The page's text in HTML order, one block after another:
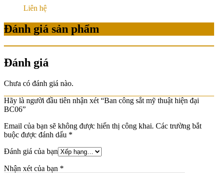
Liên hệ
Đánh giá sản phẩm
Đánh giá
Chưa có đánh giá nào.
Hãy là người đầu tiên nhận xét “Ban công sắt mỹ thuật hiện đại
BC06”
Email của bạn sẽ không được hiển thị công khai. Các trường bắt
buộc được đánh dấu *
Đánh giá của bạn
Nhận xét của bạn *